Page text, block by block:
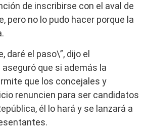
de inscribirse con el aval de
pero no lo pudo hacer porque la
daré el paso\”, dijo el
que si además la
que los concejales y
renuncien para ser candidatos
él lo hará y se lanzará a